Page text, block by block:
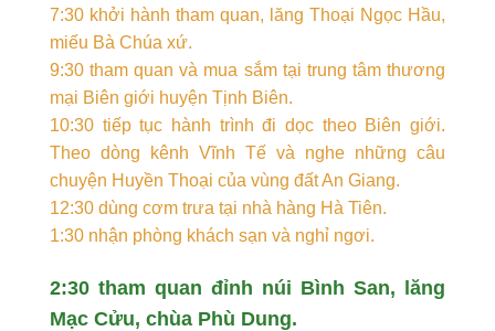
7:30 khởi hành tham quan, lăng Thoại Ngọc Hầu,
miếu Bà Chúa xứ.
9:30 tham quan và mua sắm tại trung tâm thương
mại Biên giới huyện Tịnh Biên.
10:30 tiếp tục hành trình đi dọc theo Biên giới.
Theo dòng kênh Vĩnh Tế và nghe những câu
chuyện Huyền Thoại của vùng đất An Giang.
12:30 dùng cơm trưa tại nhà hàng Hà Tiên.
1:30 nhận phòng khách sạn và nghỉ ngơi.
2:30 tham quan đỉnh núi Bình San, lăng
Mạc Cửu, chùa Phù Dung.